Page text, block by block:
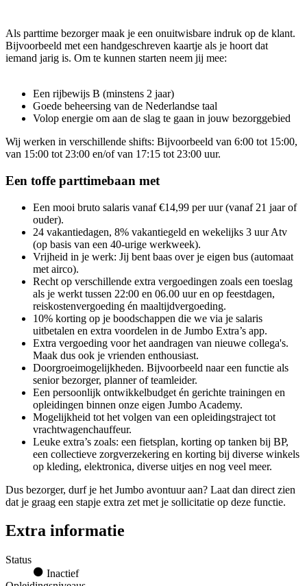
Als parttime bezorger maak je een onuitwisbare indruk op de klant.
Bijvoorbeeld met een handgeschreven kaartje als je hoort dat
iemand jarig is. Om te kunnen starten neem jij mee:
Een rijbewijs B (minstens 2 jaar)
Goede beheersing van de Nederlandse taal
Volop energie om aan de slag te gaan in jouw bezorggebied
Wij werken in verschillende shifts: Bijvoorbeeld van 6:00 tot 15:00,
van 15:00 tot 23:00 en/of van 17:15 tot 23:00 uur.
Een toffe parttimebaan met
Een mooi bruto salaris vanaf €14,99 per uur (vanaf 21 jaar of
ouder).
24 vakantiedagen, 8% vakantiegeld en wekelijks 3 uur Atv
(op basis van een 40-urige werkweek).
Vrijheid in je werk: Jij bent baas over je eigen bus (automaat
met airco).
Recht op verschillende extra vergoedingen zoals een toeslag
als je werkt tussen 22:00 en 06.00 uur en op feestdagen,
reiskostenvergoeding én maaltijdvergoeding.
10% korting op je boodschappen die we via je salaris
uitbetalen en extra voordelen in de Jumbo Extra’s app.
Extra vergoeding voor het aandragen van nieuwe collega's.
Maak dus ook je vrienden enthousiast.
Doorgroeimogelijkheden. Bijvoorbeeld naar een functie als
senior bezorger, planner of teamleider.
Een persoonlijk ontwikkelbudget én gerichte trainingen en
opleidingen binnen onze eigen Jumbo Academy.
Mogelijkheid tot het volgen van een opleidingstraject tot
vrachtwagenchauffeur.
Leuke extra’s zoals: een fietsplan, korting op tanken bij BP,
een collectieve zorgverzekering en korting bij diverse winkels
op kleding, elektronica, diverse uitjes en nog veel meer.
Dus bezorger, durf je het Jumbo avontuur aan? Laat dan direct zien
dat je graag een stapje extra zet met je sollicitatie op deze functie.
Extra informatie
Status
Inactief